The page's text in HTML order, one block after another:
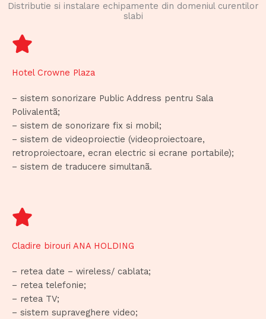
Distributie si instalare echipamente din domeniul curentilor
slabi
Hotel Crowne Plaza
– sistem sonorizare Public Address pentru Sala
Polivalentã;
– sistem de sonorizare fix si mobil;
– sistem de videoproiectie (videoproiectoare,
retroproiectoare, ecran electric si ecrane portabile);
– sistem de traducere simultanã.
Cladire birouri ANA HOLDING
– retea date – wireless/ cablata;
– retea telefonie;
– retea TV;
– sistem supraveghere video;